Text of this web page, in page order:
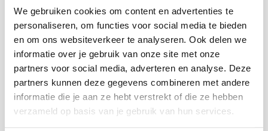
We gebruiken cookies om content en advertenties te
personaliseren, om functies voor social media te bieden
en om ons websiteverkeer te analyseren. Ook delen we
informatie over je gebruik van onze site met onze
partners voor social media, adverteren en analyse. Deze
partners kunnen deze gegevens combineren met andere
informatie die je aan ze hebt verstrekt of die ze hebben
verzameld op basis van je gebruik van hun services.
wacht de groene gekte en zal het lastig winnen zijn.
Panathinaikos zal ook voor eigen publiek schaamteloos
Griekse vuisten gaan de lucht in. Het is klaar, in meer dan
één opzicht. We druipen af, te ziek van de uitslag om nog
één keer goed naar deze plek te kijken.
Dag Olympisch, denk ik nog even. En daarna: dag
Champions League?